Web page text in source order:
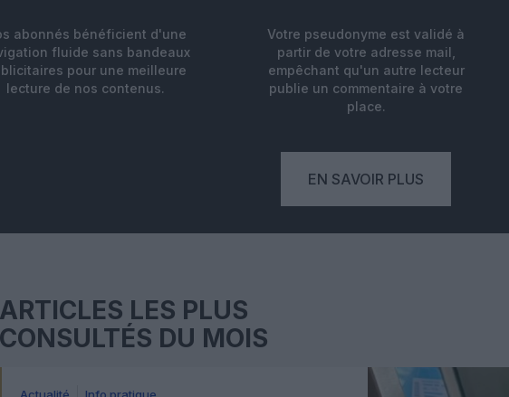
abonnés bénéficient d'une
fluide sans bandeaux
pour une meilleure
lecture de nos contenus.
Votre pseudonyme est validé à
partir de votre adresse mail,
empêchant qu'un autre lecteur
publie un commentaire à votre
place.
EN SAVOIR PLUS
ARTICLES LES PLUS
CONSULTÉS DU MOIS